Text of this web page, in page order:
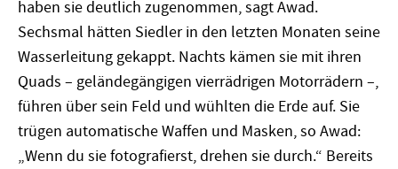
haben sie deutlich zugenommen, sagt Awad.
Sechsmal hätten Siedler in den letzten Monaten seine
Wasserleitung gekappt. Nachts kämen sie mit ihren
Quads – geländegängigen vierrädrigen Motorrädern –,
führen über sein Feld und wühlten die Erde auf. Sie
trügen automatische Waffen und Masken, so Awad:
„Wenn du sie fotografierst, drehen sie durch.“ Bereits